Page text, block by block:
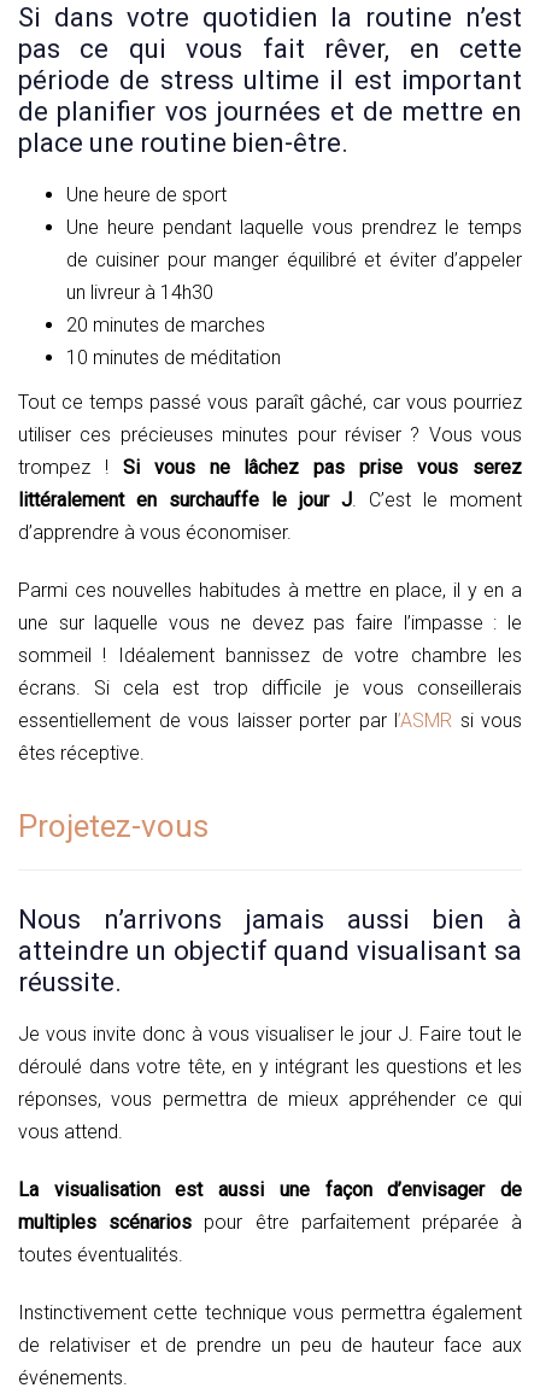
Si dans votre quotidien la routine n’est
pas ce qui vous fait rêver, en cette
période de stress ultime il est important
de planifier vos journées et de mettre en
place une routine bien-être.
Une heure de sport
Une heure pendant laquelle vous prendrez le temps
de cuisiner pour manger équilibré et éviter d’appeler
un livreur à 14h30
20 minutes de marches
10 minutes de méditation
Tout ce temps passé vous paraît gâché, car vous pourriez
utiliser ces précieuses minutes pour réviser ? Vous vous
trompez ! Si vous ne lâchez pas prise vous serez
littéralement en surchauffe le jour J. C’est le moment
d’apprendre à vous économiser.
Parmi ces nouvelles habitudes à mettre en place, il y en a
une sur laquelle vous ne devez pas faire l’impasse : le
sommeil ! Idéalement bannissez de votre chambre les
écrans. Si cela est trop difficile je vous conseillerais
essentiellement de vous laisser porter par l’ASMR si vous
êtes réceptive.
Projetez-vous
Nous n’arrivons jamais aussi bien à
atteindre un objectif quand visualisant sa
réussite.
Je vous invite donc à vous visualiser le jour J. Faire tout le
déroulé dans votre tête, en y intégrant les questions et les
réponses, vous permettra de mieux appréhender ce qui
vous attend.
La visualisation est aussi une façon d’envisager de
multiples scénarios pour être parfaitement préparée à
toutes éventualités.
Instinctivement cette technique vous permettra également
de relativiser et de prendre un peu de hauteur face aux
événements.